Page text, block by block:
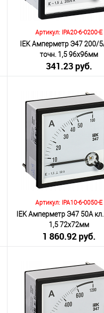
Артикул: IPA20-6-0200-E
IEK Амперметр Э47 200/
точн. 1,5 96х96мм
341.23 руб.
Количество:
В корзину
К сравнению
В избранное
Под
Артикул: IPA10-6-0050-E
IEK Амперметр Э47 50А
1,5 72х72мм
1 860.92 руб.
Количество:
В корзину